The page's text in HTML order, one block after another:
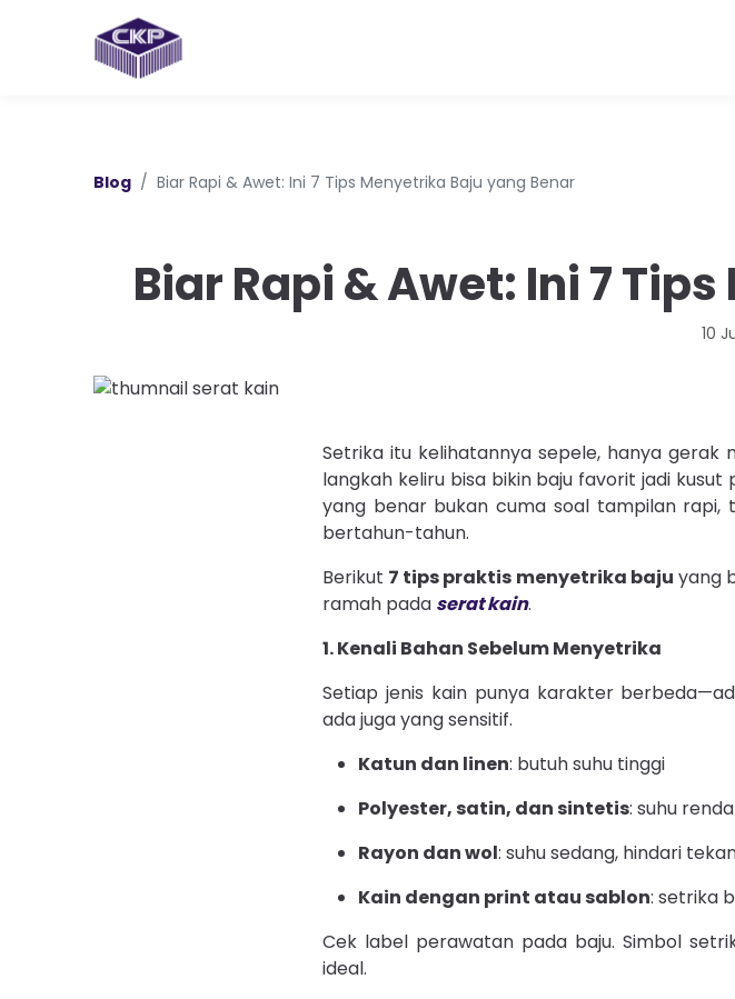
Blog Biar Rapi & Awet: Ini 7 Tips Menyetrika Baju yang Benar
Biar Rapi & Awet: Ini 7
10
Setrika itu kelihatannya sepele, hanya gerak
langkah keliru bisa bikin baju favorit jadi
yang benar bukan cuma soal tampilan
bertahun-tahun.
Berikut 7 tips praktis menyetrika baju yang
ramah pada serat kain.
1. Kenali Bahan Sebelum Menyetrika
Setiap jenis kain punya karakter
ada juga yang sensitif.
Katun dan linen: butuh suhu tinggi
Polyester, satin, dan sintetis: suhu
Rayon dan wol: suhu sedang, hindari
Kain dengan print atau sablon: setrika
Cek label perawatan pada baju. Simbol
ideal.